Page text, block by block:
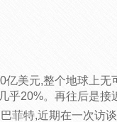
亿美元,整个地球上无
20%。再往后是接
菲特,近期在一次访